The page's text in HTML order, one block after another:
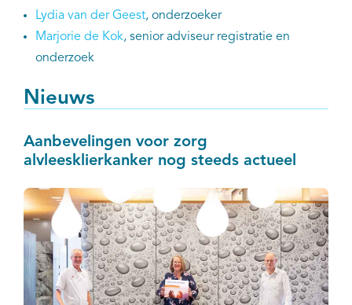
Lydia van der Geest, onderzoeker
Marjorie de Kok, senior adviseur registratie en
onderzoek
Nieuws
Aanbevelingen voor zorg
alvleesklierkanker nog steeds actueel